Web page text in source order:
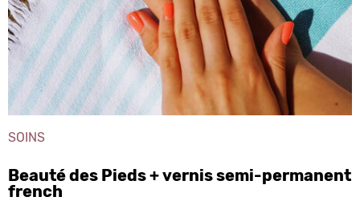
SOINS
Beauté des Pieds + vernis semi-permanent
french